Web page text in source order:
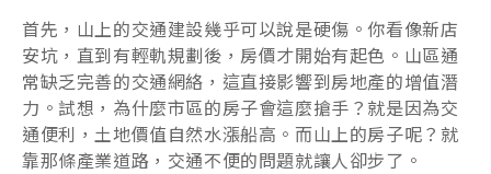
首先，山上的交通建設幾乎可以說是硬傷。你看像新店
安坑，直到有輕軌規劃後，房價才開始有起色。山區通
常缺乏完善的交通網絡，這直接影響到房地產的增值潛
力。試想，為什麼市區的房子會這麼搶手？就是因為交
通便利，土地價值自然水漲船高。而山上的房子呢？就
靠那條產業道路，交通不便的問題就讓人卻步了。